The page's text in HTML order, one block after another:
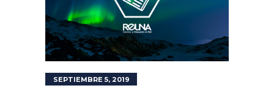
SEPTIEMBRE 5, 2019